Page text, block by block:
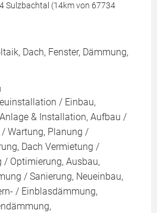
Sulzbachtal (14km von 67734
Dach, Fenster, Dämmung,
/ Einbau,
& Installation, Aufbau /
Wartung, Planung /
Dach Vermietung /
/ Optimierung, Ausbau,
/ Sanierung, Neueinbau,
/ Einblasdämmung,